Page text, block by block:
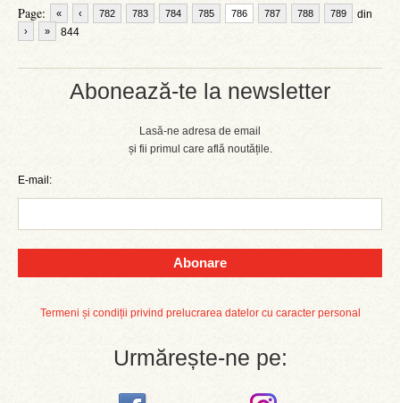
Abonează-te la newsletter
Lasă-ne adresa de email
și fii primul care află noutățile.
E-mail:
Abonare
Termeni și condiții privind prelucrarea datelor cu caracter personal
Urmărește-ne pe:
Page: « ‹ 782 783 784 785 786 787 788 789
din
844
› »